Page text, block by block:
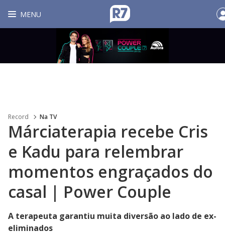
MENU
Record Na TV
Márciaterapia recebe Cris
e Kadu para relembrar
momentos engraçados do
casal | Power Couple
A terapeuta garantiu muita diversão ao lado de ex-
eliminados